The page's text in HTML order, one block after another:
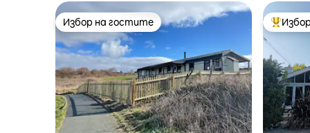
Избор на гостите
Избор на гостите Най-